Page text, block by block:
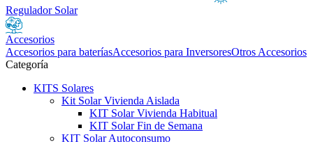
Regulador Solar
Accesorios
Accesorios para bateríasAccesorios para InversoresOtros Accesorios
Categoría
KITS Solares
Kit Solar Vivienda Aislada
KIT Solar Vivienda Habitual
KIT Solar Fin de Semana
KIT Solar Autoconsumo